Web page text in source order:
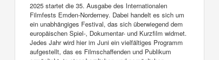
2025 startet die 35. Ausgabe des Internationalen
Filmfests Emden-Norderney. Dabei handelt es sich um
ein unabhängiges Festival, das sich überwiegend dem
europäischen Spiel-, Dokumentar- und Kurzfilm widmet.
Jedes Jahr wird hier im Juni ein vielfältiges Programm
aufgestellt, das es Filmschaffenden und Publikum